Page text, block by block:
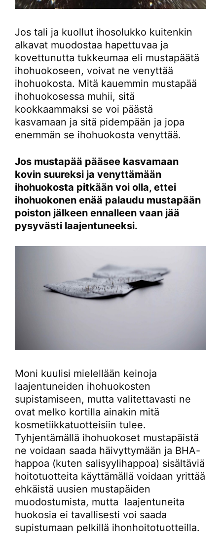
Jos tali ja kuollut ihosolukko kuitenkin
alkavat muodostaa hapettuvaa ja
kovettunutta tukkeumaa eli mustapäätä
ihohuokoseen, voivat ne venyttää
ihohuokosta. Mitä kauemmin mustapää
ihohuokosessa muhii, sitä
kookkaammaksi se voi päästä
kasvamaan ja sitä pidempään ja jopa
enemmän se ihohuokosta venyttää.
Jos mustapää pääsee kasvamaan
kovin suureksi ja venyttämään
ihohuokosta pitkään voi olla, ettei
ihohuokonen enää palaudu mustapään
poiston jälkeen ennalleen vaan jää
pysyvästi laajentuneeksi.
Moni kuulisi mielellään keinoja
laajentuneiden ihohuokosten
supistamiseen, mutta valitettavasti ne
ovat melko kortilla ainakin mitä
kosmetiikkatuotteisiin tulee.
Tyhjentämällä ihohuokoset mustapäistä
ne voidaan saada häivyttymään ja BHA-
happoa (kuten salisyylihappoa) sisältäviä
hoitotuotteita käyttämällä voidaan yrittää
ehkäistä uusien mustapäiden
muodostumista, mutta laajentuneita
huokosia ei tavallisesti voi saada
supistumaan pelkillä ihonhoitotuotteilla.